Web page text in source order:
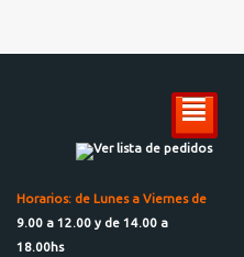
²
Ver lista de pedidos
Horarios: de Lunes a Viernes de
9.00 a 12.00 y de 14.00 a
18.00hs